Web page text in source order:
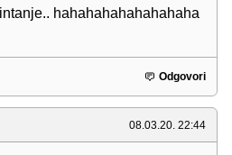
hahahahahahahahaha
Odgovori
08.03.20. 22:44